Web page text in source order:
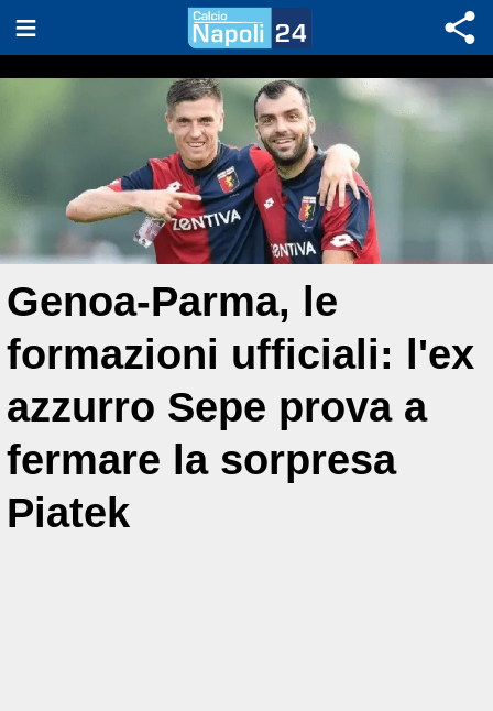
Genoa-Parma, le
formazioni ufficiali: l'ex
azzurro Sepe prova a
fermare la sorpresa
Piatek